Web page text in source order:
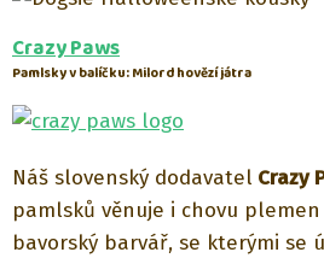
Crazy Paws
Pamlsky v balíčku:Milord hovězí játra
Náš slovenský dodavatel Crazy
pamlsků věnuje i chovu
bavorský barvář, se kterými se